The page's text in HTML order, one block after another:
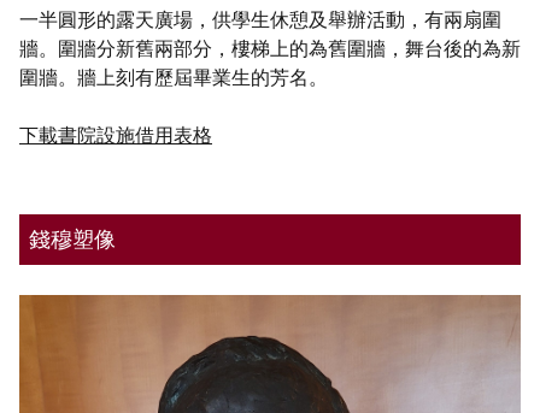
一半圓形的露天廣場，供學生休憩及舉辦活動，有兩扇圍
牆。圍牆分新舊兩部分，樓梯上的為舊圍牆，舞台後的為新
圍牆。牆上刻有歷屆畢業生的芳名。
下載書院設施借用表格
錢穆塑像